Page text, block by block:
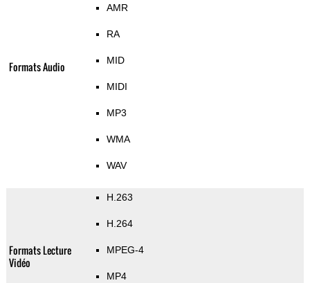
Formats Audio
AMR
RA
MID
MIDI
MP3
WMA
WAV
Formats Lecture
Vidéo
H.263
H.264
MPEG-4
MP4